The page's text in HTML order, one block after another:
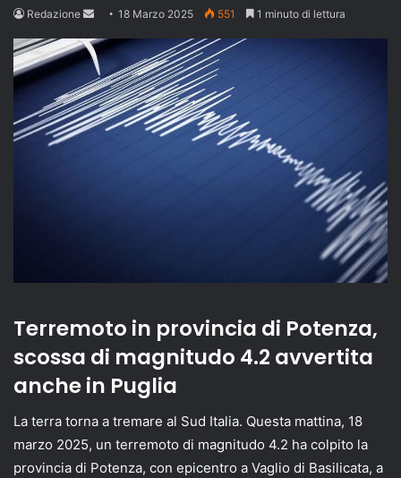
Redazione
Send
email
18 Marzo 2025 551 1 minuto di lettura
Terremoto in provincia di Potenza,
scossa di magnitudo 4.2 avvertita
anche in Puglia
La terra torna a tremare al Sud Italia. Questa mattina, 18
marzo 2025, un terremoto di magnitudo 4.2 ha colpito la
provincia di Potenza, con epicentro a Vaglio di Basilicata, a